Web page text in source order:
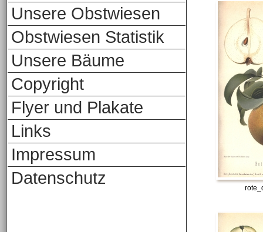
Unsere Obstwiesen
Obstwiesen Statistik
Unsere Bäume
Copyright
Flyer und Plakate
Links
Impressum
Datenschutz